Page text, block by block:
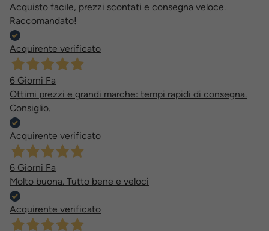
Acquisto facile, prezzi scontati e consegna veloce.
Raccomandato!
Acquirente verificato
6 Giorni Fa
Ottimi prezzi e grandi marche: tempi rapidi di consegna.
Consiglio.
Acquirente verificato
6 Giorni Fa
Molto buona. Tutto bene e veloci
Acquirente verificato